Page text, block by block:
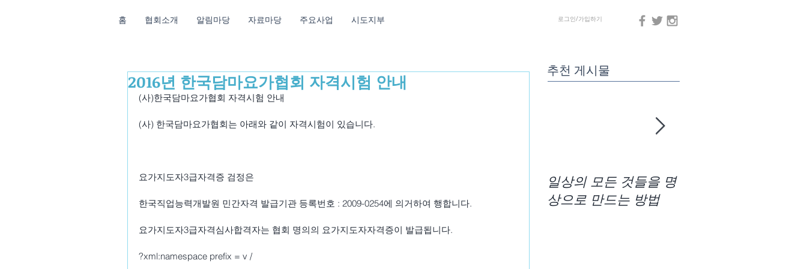
홈 협회소개 알림마당 자료마당 주요사업 시도지부 로그인/가입하기
2016년 한국담마요가협회 자격시험 안내
(사)한국담마요가협회 자격시험 안내
(사) 한국담마요가협회는 아래와 같이 자격시험이 있습니다.
요가지도자3급자격증 검정은
한국직업능력개발원 민간자격 발급기관 등록번호 : 2009-0254에 의거하여 행합니다.
요가지도자3급자격심사합격자는 협회 명의의 요가지도자자격증이 발급됩니다.
?xml:namespace prefix = v /
추천 게시물
일상의 모든 것들을 명
상으로 만드는 방법